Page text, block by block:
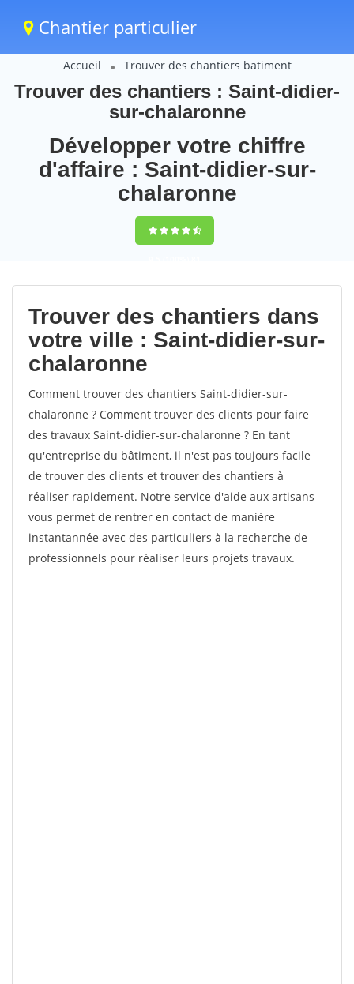
Chantier particulier
Accueil Trouver des chantiers batiment
Trouver des chantiers : Saint-didier-
sur-chalaronne
Développer votre chiffre
d'affaire : Saint-didier-sur-
chalaronne
9,5(100%)81
votes
Trouver des chantiers dans
votre ville : Saint-didier-sur-
chalaronne
Comment trouver des chantiers Saint-didier-sur-
chalaronne ? Comment trouver des clients pour faire
des travaux Saint-didier-sur-chalaronne ? En tant
qu'entreprise du bâtiment, il n'est pas toujours facile
de trouver des clients et trouver des chantiers à
réaliser rapidement. Notre service d'aide aux artisans
vous permet de rentrer en contact de manière
instantannée avec des particuliers à la recherche de
professionnels pour réaliser leurs projets travaux.